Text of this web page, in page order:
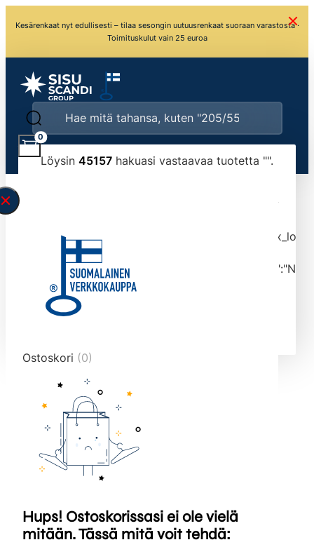
Kesärenkaat nyt edullisesti – tilaa sesongin uutuusrenkaat suoraan varastosta ·
Toimituskulut vain 25 euroa
Löysin 45157 hakuasi vastaavaa tuotetta "".
typed the search query correctly.<br>Currently
tmlmvi","meta_query":
data-original-query-vars="[]" data-page="1"
data-max-pages="4516" data-start="1" data-
end="10">
0
Ostoskori (0)
Hups! Ostoskorissasi ei ole vielä
mitään. Tässä mitä voit tehdä: